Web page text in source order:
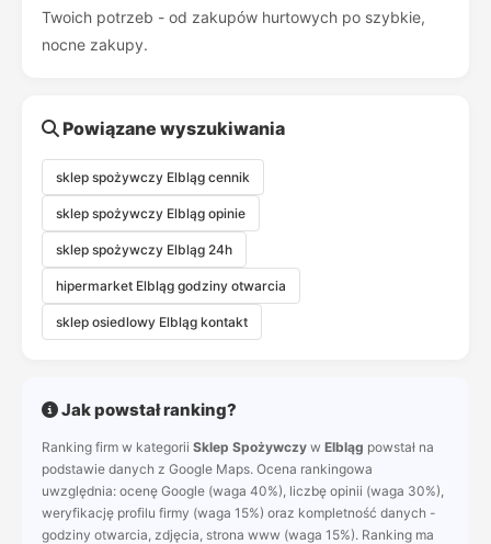
Twoich potrzeb - od zakupów hurtowych po szybkie,
nocne zakupy.
Powiązane wyszukiwania
sklep spożywczy Elbląg cennik
sklep spożywczy Elbląg opinie
sklep spożywczy Elbląg 24h
hipermarket Elbląg godziny otwarcia
sklep osiedlowy Elbląg kontakt
Jak powstał ranking?
Ranking firm w kategorii Sklep Spożywczy w Elbląg powstał na
podstawie danych z Google Maps. Ocena rankingowa
uwzględnia: ocenę Google (waga 40%), liczbę opinii (waga 30%),
weryfikację profilu firmy (waga 15%) oraz kompletność danych -
godziny otwarcia, zdjęcia, strona www (waga 15%). Ranking ma